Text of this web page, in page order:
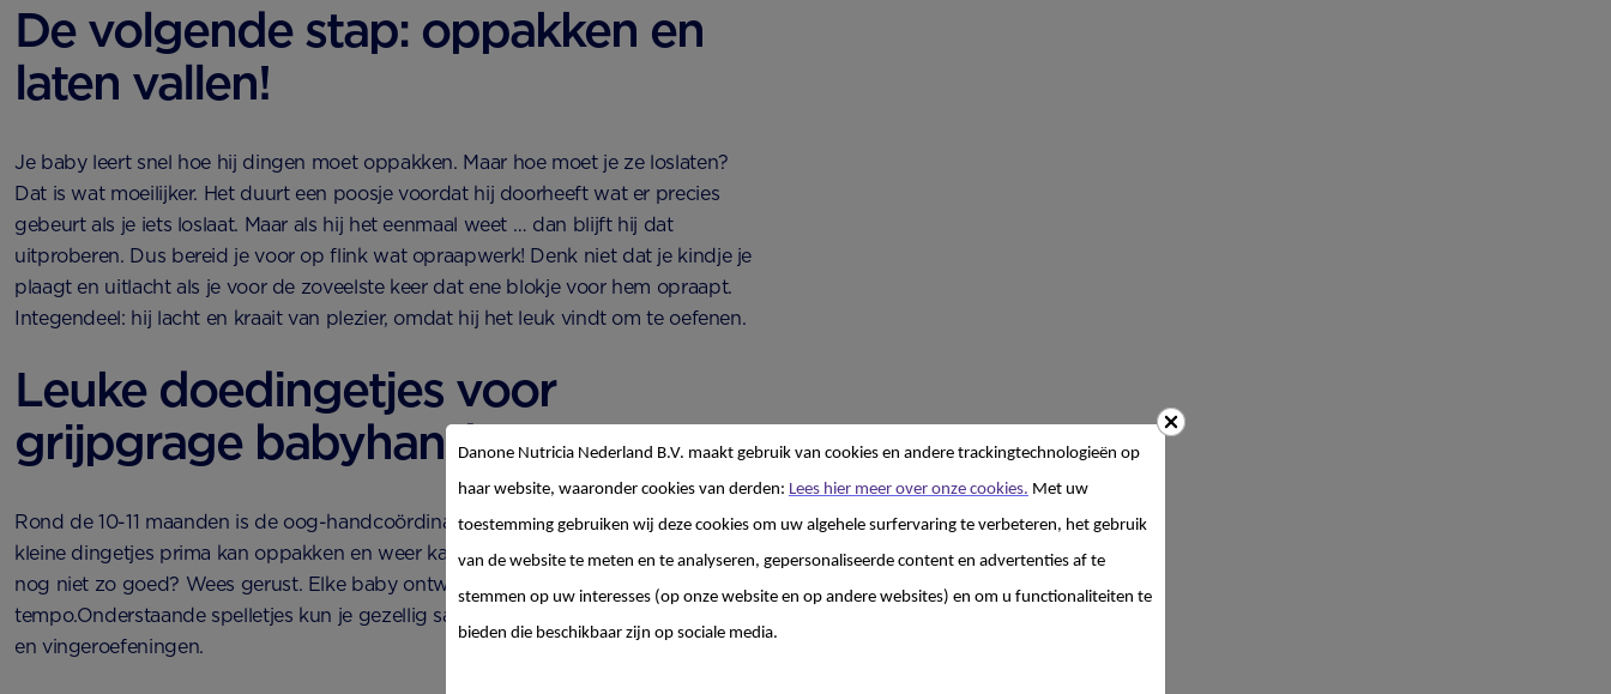
De volgende stap: oppakken en
laten vallen!
Je baby leert snel hoe hij dingen moet oppakken. Maar hoe moet je ze loslaten?
Dat is wat moeilijker. Het duurt een poosje voordat hij doorheeft wat er precies
gebeurt als je iets loslaat. Maar als hij het eenmaal weet … dan blijft hij dat
uitproberen. Dus bereid je voor op flink wat opraapwerk! Denk niet dat je kindje je
plaagt en uitlacht als je voor de zoveelste keer dat ene blokje voor hem opraapt.
Integendeel: hij lacht en kraait van plezier, omdat hij het leuk vindt om te oefenen.
Leuke doedingetjes voor
grijpgrage babyhandjes
Rond de 10-11 maanden is de oog-handcoördinatie van je baby al zo goed dat hij
kleine dingetjes prima kan oppakken en weer kan neerleggen. Kan jouw baby dat
nog niet zo goed? Wees gerust. Elke baby ontwikkelt zich in zijn eigen
tempo.Onderstaande spelletjes kun je gezellig samen doen. Het zijn goede hand-
en vingeroefeningen.
Danone Nutricia Nederland B.V. maakt gebruik van cookies en andere trackingtechnologieën op
haar website, waaronder cookies van derden: Lees hier meer over onze cookies. Met uw
toestemming gebruiken wij deze cookies om uw algehele surfervaring te verbeteren, het gebruik
van de website te meten en te analyseren, gepersonaliseerde content en advertenties af te
stemmen op uw interesses (op onze website en op andere websites) en om u functionaliteiten te
bieden die beschikbaar zijn op sociale media.